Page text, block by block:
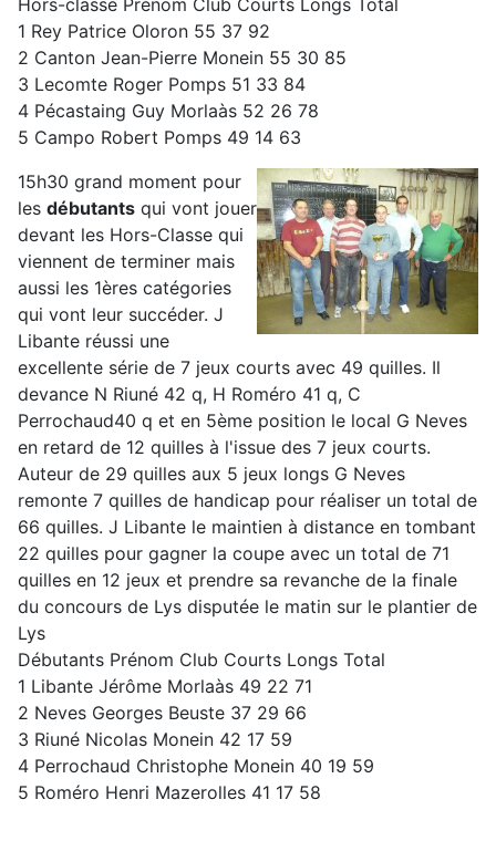
1 Rey Patrice Oloron 55 37 92
2 Canton Jean-Pierre Monein 55 30 85
3 Lecomte Roger Pomps 51 33 84
4 Pécastaing Guy Morlaàs 52 26 78
5 Campo Robert Pomps 49 14 63
15h30 grand moment pour
les débutants qui vont jouer
devant les Hors-Classe qui
viennent de terminer mais
aussi les 1ères catégories
qui vont leur succéder. J
Libante réussi une
excellente série de 7 jeux courts avec 49 quilles. Il
devance N Riuné 42 q, H Roméro 41 q, C
Perrochaud40 q et en 5ème position le local G Neves
en retard de 12 quilles à l'issue des 7 jeux courts.
Auteur de 29 quilles aux 5 jeux longs G Neves
remonte 7 quilles de handicap pour réaliser un total de
66 quilles. J Libante le maintien à distance en tombant
22 quilles pour gagner la coupe avec un total de 71
quilles en 12 jeux et prendre sa revanche de la finale
du concours de Lys disputée le matin sur le plantier de
Lys
Débutants Prénom Club Courts Longs Total
1 Libante Jérôme Morlaàs 49 22 71
2 Neves Georges Beuste 37 29 66
3 Riuné Nicolas Monein 42 17 59
4 Perrochaud Christophe Monein 40 19 59
5 Roméro Henri Mazerolles 41 17 58